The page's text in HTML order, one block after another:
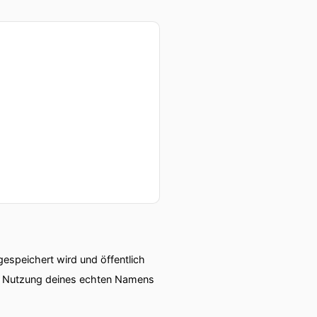
ist mir schon
wird und öffentlich
deines echten Namens